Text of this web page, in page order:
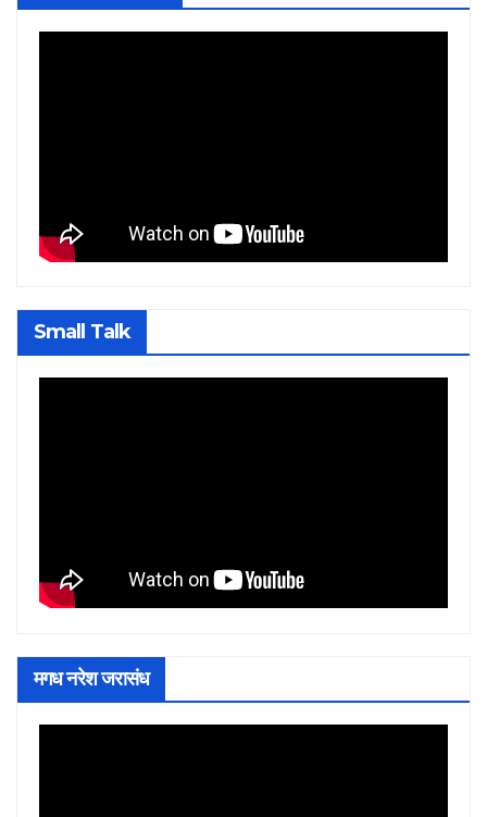
Small Talk
मगध नरेश जरासंध